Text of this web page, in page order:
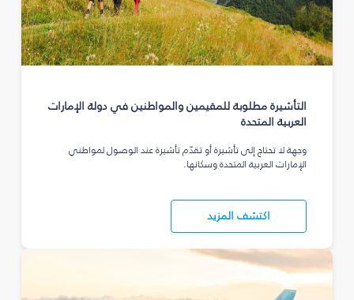
التأشيرة مطلوبة للمقيمين والمواطنين في دولة الإمارات
العربية المتحدة
وجهة لا تحتاج إلى تأشيرة أو تقدّم تأشيرة عند الوصول لمواطني
الإمارات العربية المتحدة وسكانها.
اكتشف المزيد